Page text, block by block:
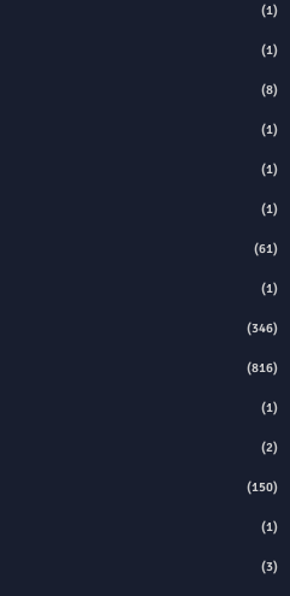
(1)
(1)
(8)
(1)
(1)
(1)
(61)
(1)
(346)
(816)
(1)
(2)
(150)
(1)
(3)